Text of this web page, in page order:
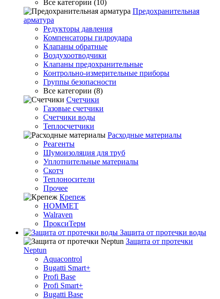
Все категории (10)
Предохранительная
арматура
Редукторы давления
Компенсаторы гидроудара
Клапаны обратные
Воздухоотводчики
Клапаны предохранительные
Контрольно-измерительные приборы
Группы безопасности
Все категории (8)
Счетчики
Газовые счетчики
Счетчики воды
Теплосчетчики
Расходные материалы
Реагенты
Шумоизоляция для труб
Уплотнительные материалы
Скотч
Теплоносители
Прочее
Крепеж
HOMMET
Walraven
ПроксиТерм
Защита от протечки воды
Защита от протечки
Neptun
Aquacontrol
Bugatti Smart+
Profi Base
Profi Smart+
Bugatti Base